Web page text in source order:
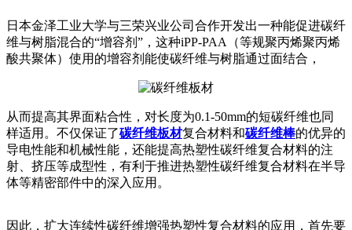
日本金泽工业大学与三荣兴业公司合作开发出一种能促进碳纤
维与树脂混合的“增容剂”，这种iPP-PAA（等规聚丙烯聚丙烯
酸共聚体）使用的增容剂能使碳纤维与树脂通过面结合，
从而提高其界面粘合性，对长度为0.1-50mm的短碳纤维也同
样适用。不仅保证了碳纤维板材复合材料和碳纤维棒的优异的
导电性能和机械性能，还能提高热塑性碳纤维复合材料的注
射、挤压等成型性，有利于推进热塑性碳纤维复合材料在半导
体等精密部件中的深入应用。
因此，扩大连续性碳纤维增强热塑性复合材料的应用，首先要